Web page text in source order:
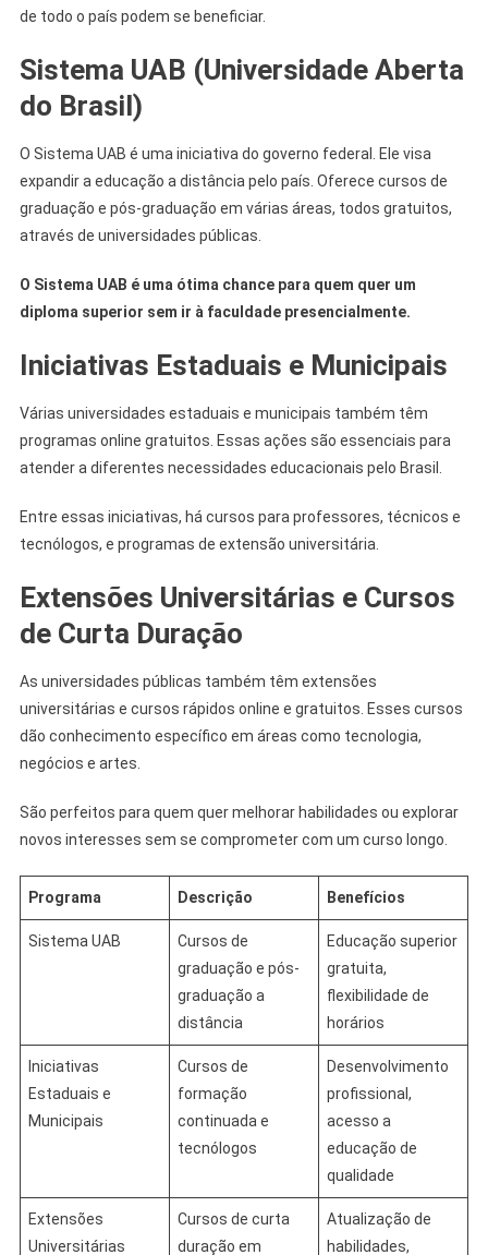
de todo o país podem se beneficiar.
Sistema UAB (Universidade Aberta
do Brasil)
O Sistema UAB é uma iniciativa do governo federal. Ele visa
expandir a educação a distância pelo país. Oferece cursos de
graduação e pós-graduação em várias áreas, todos gratuitos,
através de universidades públicas.
O Sistema UAB é uma ótima chance para quem quer um
diploma superior sem ir à faculdade presencialmente.
Iniciativas Estaduais e Municipais
Várias universidades estaduais e municipais também têm
programas online gratuitos. Essas ações são essenciais para
atender a diferentes necessidades educacionais pelo Brasil.
Entre essas iniciativas, há cursos para professores, técnicos e
tecnólogos, e programas de extensão universitária.
Extensões Universitárias e Cursos
de Curta Duração
As universidades públicas também têm extensões
universitárias e cursos rápidos online e gratuitos. Esses cursos
dão conhecimento específico em áreas como tecnologia,
negócios e artes.
São perfeitos para quem quer melhorar habilidades ou explorar
novos interesses sem se comprometer com um curso longo.
Programa Descrição Benefícios
Sistema UAB
Cursos de
graduação e pós-
graduação a
distância
Educação superior
gratuita,
flexibilidade de
horários
Iniciativas
Estaduais e
Municipais
Cursos de
formação
continuada e
tecnólogos
Desenvolvimento
profissional,
acesso a
educação de
qualidade
Extensões
Universitárias
Cursos de curta
duração em
Atualização de
habilidades,